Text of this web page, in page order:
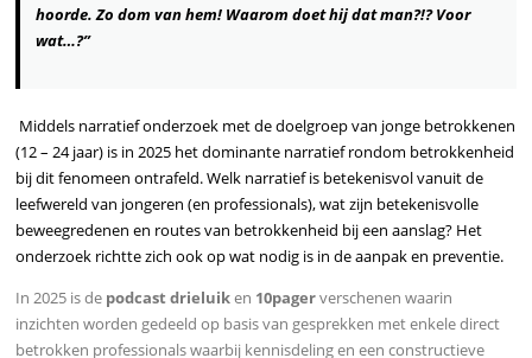
hoorde. Zo dom van hem! Waarom doet hij dat man?!? Voor
wat…?”
Middels narratief onderzoek met de doelgroep van jonge betrokkenen
(12 – 24 jaar) is in 2025 het dominante narratief rondom betrokkenheid
bij dit fenomeen ontrafeld. Welk narratief is betekenisvol vanuit de
leefwereld van jongeren (en professionals), wat zijn betekenisvolle
beweegredenen en routes van betrokkenheid bij een aanslag? Het
onderzoek richtte zich ook op wat nodig is in de aanpak en preventie.
In 2025 is de podcast drieluiken 10pagerverschenen waarin
inzichten worden gedeeld op basis van gesprekken met enkele direct
betrokken professionals waarbij kennisdeling en een constructieve